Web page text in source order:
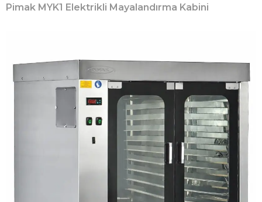
Pimak MYK1 Elektrikli Mayalandırma Kabini